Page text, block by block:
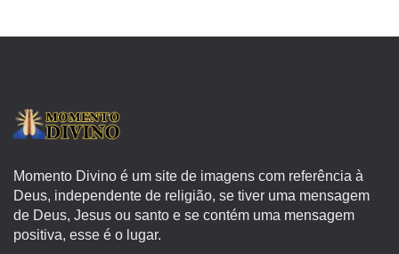
Momento Divino é um site de imagens com referência à
Deus, independente de religião, se tiver uma mensagem
de Deus, Jesus ou santo e se contém uma mensagem
positiva, esse é o lugar.